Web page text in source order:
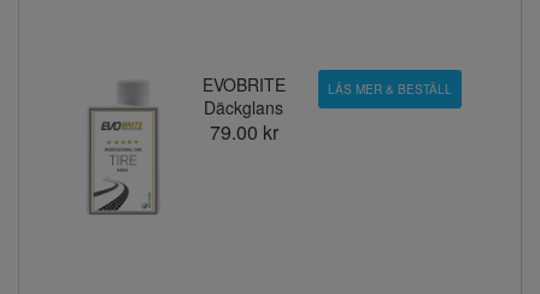
EVOBRITE
Däckglans
79.00 kr
LÄS MER & BESTÄLL